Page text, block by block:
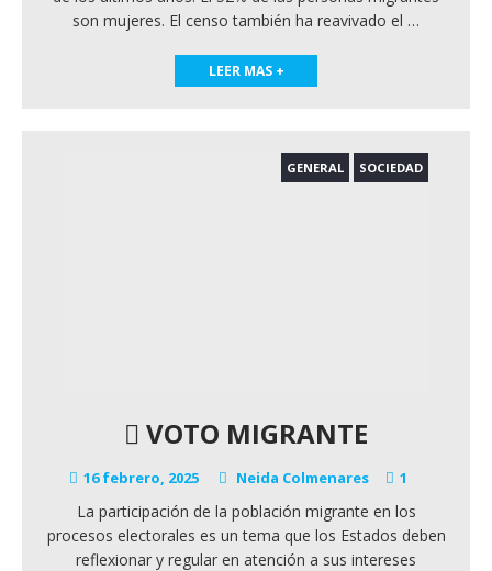
son mujeres. El censo también ha reavivado el …
LEER MAS +
GENERAL SOCIEDAD
VOTO MIGRANTE
16 febrero, 2025 Neida Colmenares 1
La participación de la población migrante en los
procesos electorales es un tema que los Estados deben
reflexionar y regular en atención a sus intereses